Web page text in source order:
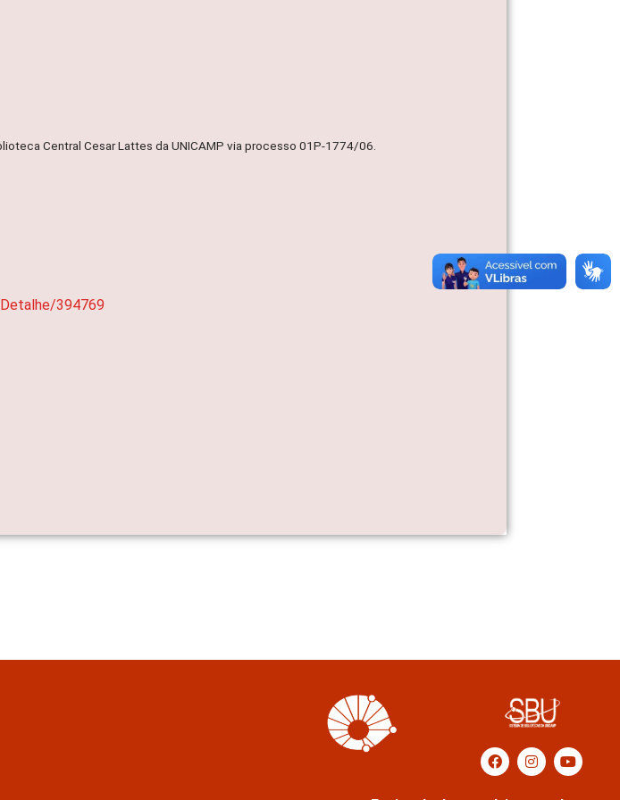
Central Cesar Lattes da UNICAMP via processo 01P-1774/06.
394769